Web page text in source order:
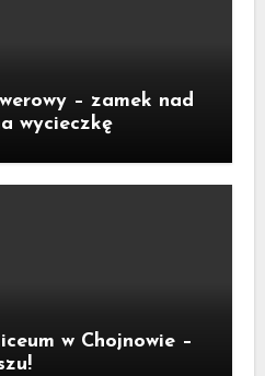
– zamek nad
wycieczkę
w Chojnowie –